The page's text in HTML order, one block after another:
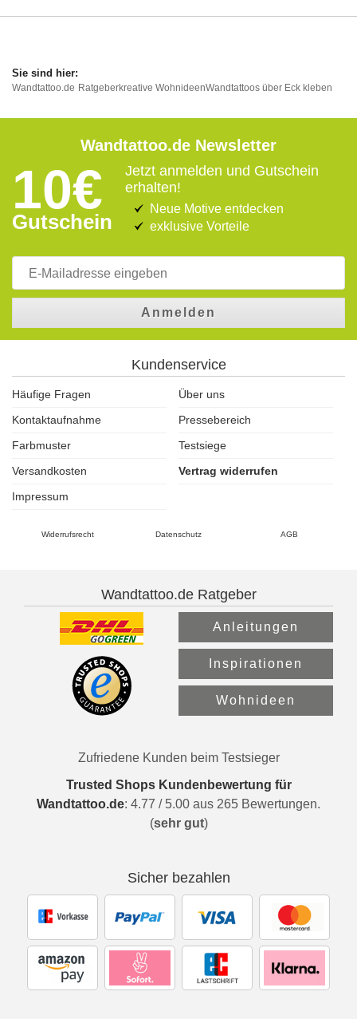
Wandtattoo.de Ratgeberkreative WohnideenWandtattoos über Eck kleben
Wandtattoo.de Newsletter
10€
Gutschein
Jetzt anmelden und Gutschein
erhalten!
Neue Motive entdecken
exklusive Vorteile
Anmelden
Kundenservice
Häufige Fragen
Über uns
Kontaktaufnahme
Pressebereich
Farbmuster
Testsiege
Versandkosten
Vertrag widerrufen
Impressum
Widerrufsrecht Datenschutz AGB
Wandtattoo.de Ratgeber
Anleitungen
Inspirationen
Wohnideen
Zufriedene Kunden beim Testsieger
Trusted Shops Kundenbewertung für
Wandtattoo.de: 4.77 / 5.00 aus 265 Bewertungen.
(sehr gut)
Sicher bezahlen